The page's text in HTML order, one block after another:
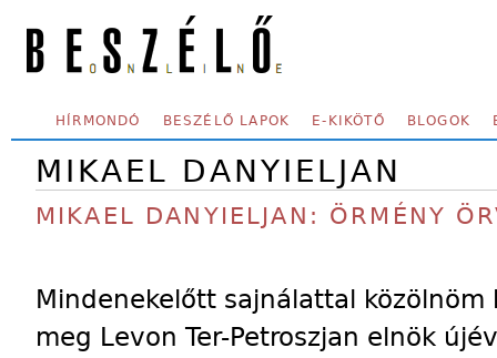
SECONDARY MENU
HÍRMONDÓ BESZÉLŐ LAPOK E-KIKÖTŐ BLOGOK
MIKAEL DANYIELJAN
MIKAEL DANYIELJAN: ÖRMÉNY
Mindenekelőtt sajnálattal
meg Levon Ter-Petroszjan elnök